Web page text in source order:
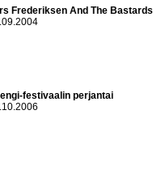
Frederiksen And The Bastards
festivaalin perjantai